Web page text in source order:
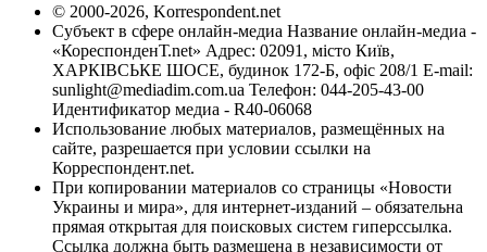
© 2000-2026, Korrespondent.net
Субъект в сфере онлайн-медиа Название онлайн-медиа -
«КореспонденТ.net» Адрес: 02091, місто Київ,
ХАРКІВСЬКЕ ШОСЕ, будинок 172-Б, офіс 208/1 E-mail:
sunlight@mediadim.com.ua Телефон: 044-205-43-00
Идентификатор медиа - R40-06068
Использование любых материалов, размещённых на
сайте, разрешается при условии ссылки на
Корреспондент.net.
При копировании материалов со страницы «Новости
Украины и мира», для интернет-изданий – обязательна
прямая открытая для поисковых систем гиперссылка.
Ссылка должна быть размещена в независимости от